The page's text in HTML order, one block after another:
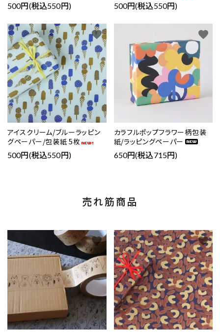
500円(税込550円) 500円(税込550円)
アイスクリーム/ブルーラッピン
グペーパー/包装紙 5枚
500円(税込550円)
favorite
カラフルポップフラワー柄包装
紙/ラッピングペーパー
650円(税込715円)
favorite
売れ筋商品
favorite favorite